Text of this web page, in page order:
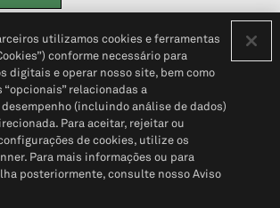
Portal de privacidade do cliente (em inglês)
Informações Pessoais© 2026 S&P Global
utilizamos cookies e ferramentas
conforme necessário para
digitais e operar nosso site, bem como
relacionadas a
(incluindo análise de dados)
Para aceitar, rejeitar ou
de cookies, utilize os
Para mais informações ou para
posteriormente, consulte nosso Aviso